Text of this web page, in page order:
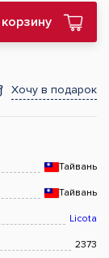
Хочу в подарок
Тайвань
Тайвань
Licota
2373